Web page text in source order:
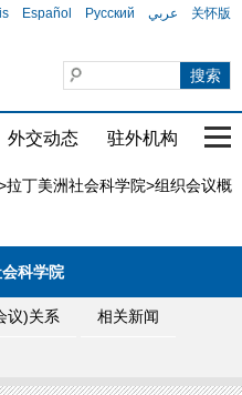
Español Русский عربي 关怀版
外交动态 驻外机构 国
拉丁美洲社会科学院>组织会议概
科学院
议)关系 相关新闻